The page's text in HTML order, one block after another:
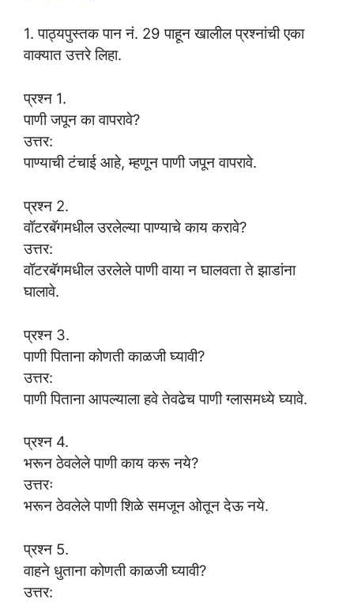
1. पाठ्यपुस्तक पान नं. 29 पाहून खालील प्रश्नांची एका
वाक्यात उत्तरे लिहा.
प्रश्न 1.
पाणी जपून का वापरावे?
उत्तर:
पाण्याची टंचाई आहे, म्हणून पाणी जपून वापरावे.
प्रश्न 2.
वॉटरबॅगमधील उरलेल्या पाण्याचे काय करावे?
उत्तर:
वॉटरबॅगमधील उरलेले पाणी वाया न घालवता ते झाडांना
घालावे.
प्रश्न 3.
पाणी पिताना कोणती काळजी घ्यावी?
उत्तर:
पाणी पिताना आपल्याला हवे तेवढेच पाणी ग्लासमध्ये घ्यावे.
प्रश्न 4.
भरून ठेवलेले पाणी काय करू नये?
उत्तरः
भरून ठेवलेले पाणी शिळे समजून ओतून देऊ नये.
प्रश्न 5.
वाहने धुताना कोणती काळजी घ्यावी?
उत्तर: